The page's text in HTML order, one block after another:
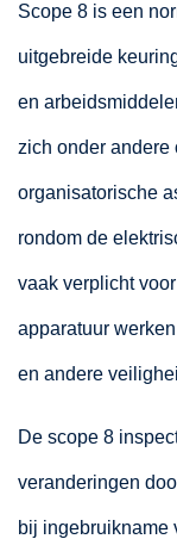
Scope 8 is een
uitgebreide
en
zich onder andere
organisatorische
rondom de
vaak verplicht
apparatuur
en andere
De scope 8
veranderingen
bij ingebruikname